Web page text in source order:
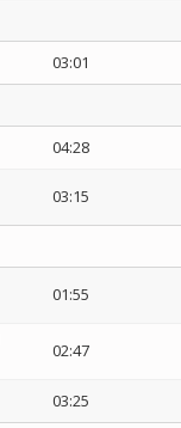
03:01
04:28
03:15
01:55
02:47
03:25